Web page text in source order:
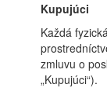
Kupujúci
Každá
zmluvu o
„Kupujúci“).